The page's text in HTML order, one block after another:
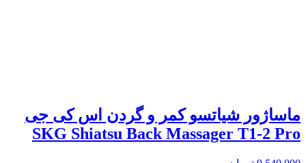
ماساژور شیاتسو کمر و گردن اس کی جی
SKG Shiatsu Back Massager T1-2 Pro